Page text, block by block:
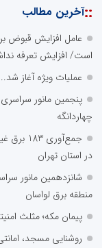
::آخرین مطالب
عامل افزایش قبوض
است/ افزایش تعرفه
عملیات ویژه آغاز
پنجمین مانور
چهاردانگه
در استان تهران
شانزدهمین مانور
منطقه برق لواسان
پیمان مکه؛ مثلث
روشنایی مسجد،